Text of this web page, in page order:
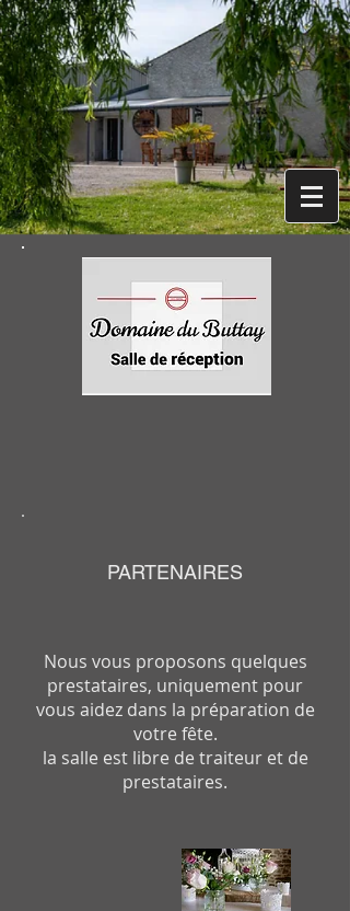
PARTENAIRES
Nous vous proposons quelques
prestataires, uniquement pour
vous aidez dans la préparation de
votre fête.
la salle est libre de traiteur et de
prestataires.